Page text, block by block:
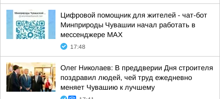
Цифровой помощник для жителей - чат-бот
Минприроды Чувашии начал работать в
мессенджере МАХ
17:48
Олег Николаев: В преддверии Дня строителя
поздравил людей, чей труд ежедневно
меняет Чувашию к лучшему